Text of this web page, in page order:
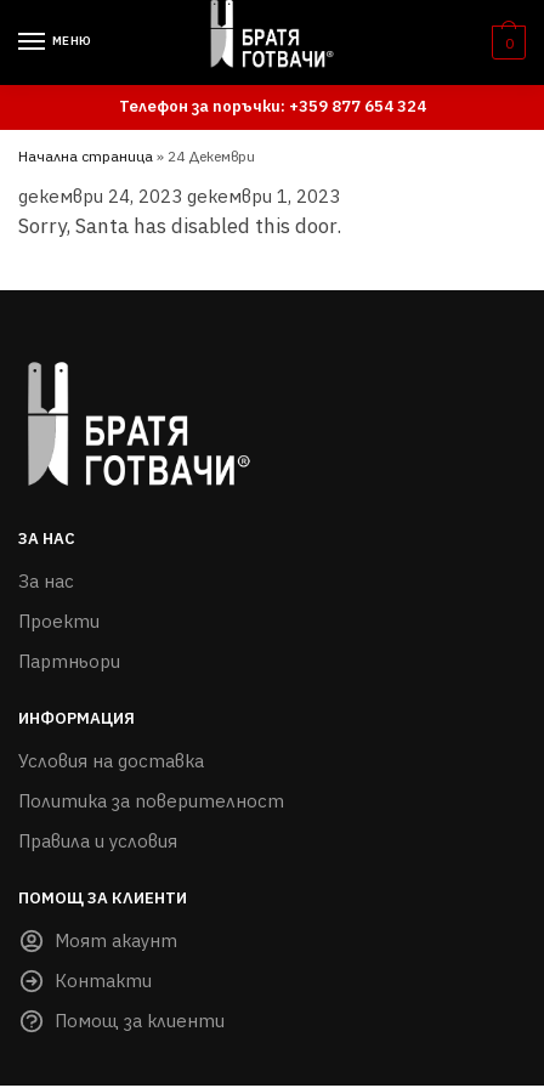
МЕНЮ 0
Телефон за поръчки: +359 877 654 324
Начална страница » 24 Декември
декември 24, 2023 декември 1, 2023
Sorry, Santa has disabled this door.
ЗА НАС
За нас
Проекти
Партньори
ИНФОРМАЦИЯ
Условия на доставка
Политика за поверителност
Правила и условия
ПОМОЩ ЗА КЛИЕНТИ
Моят акаунт
Контакти
Помощ за клиенти